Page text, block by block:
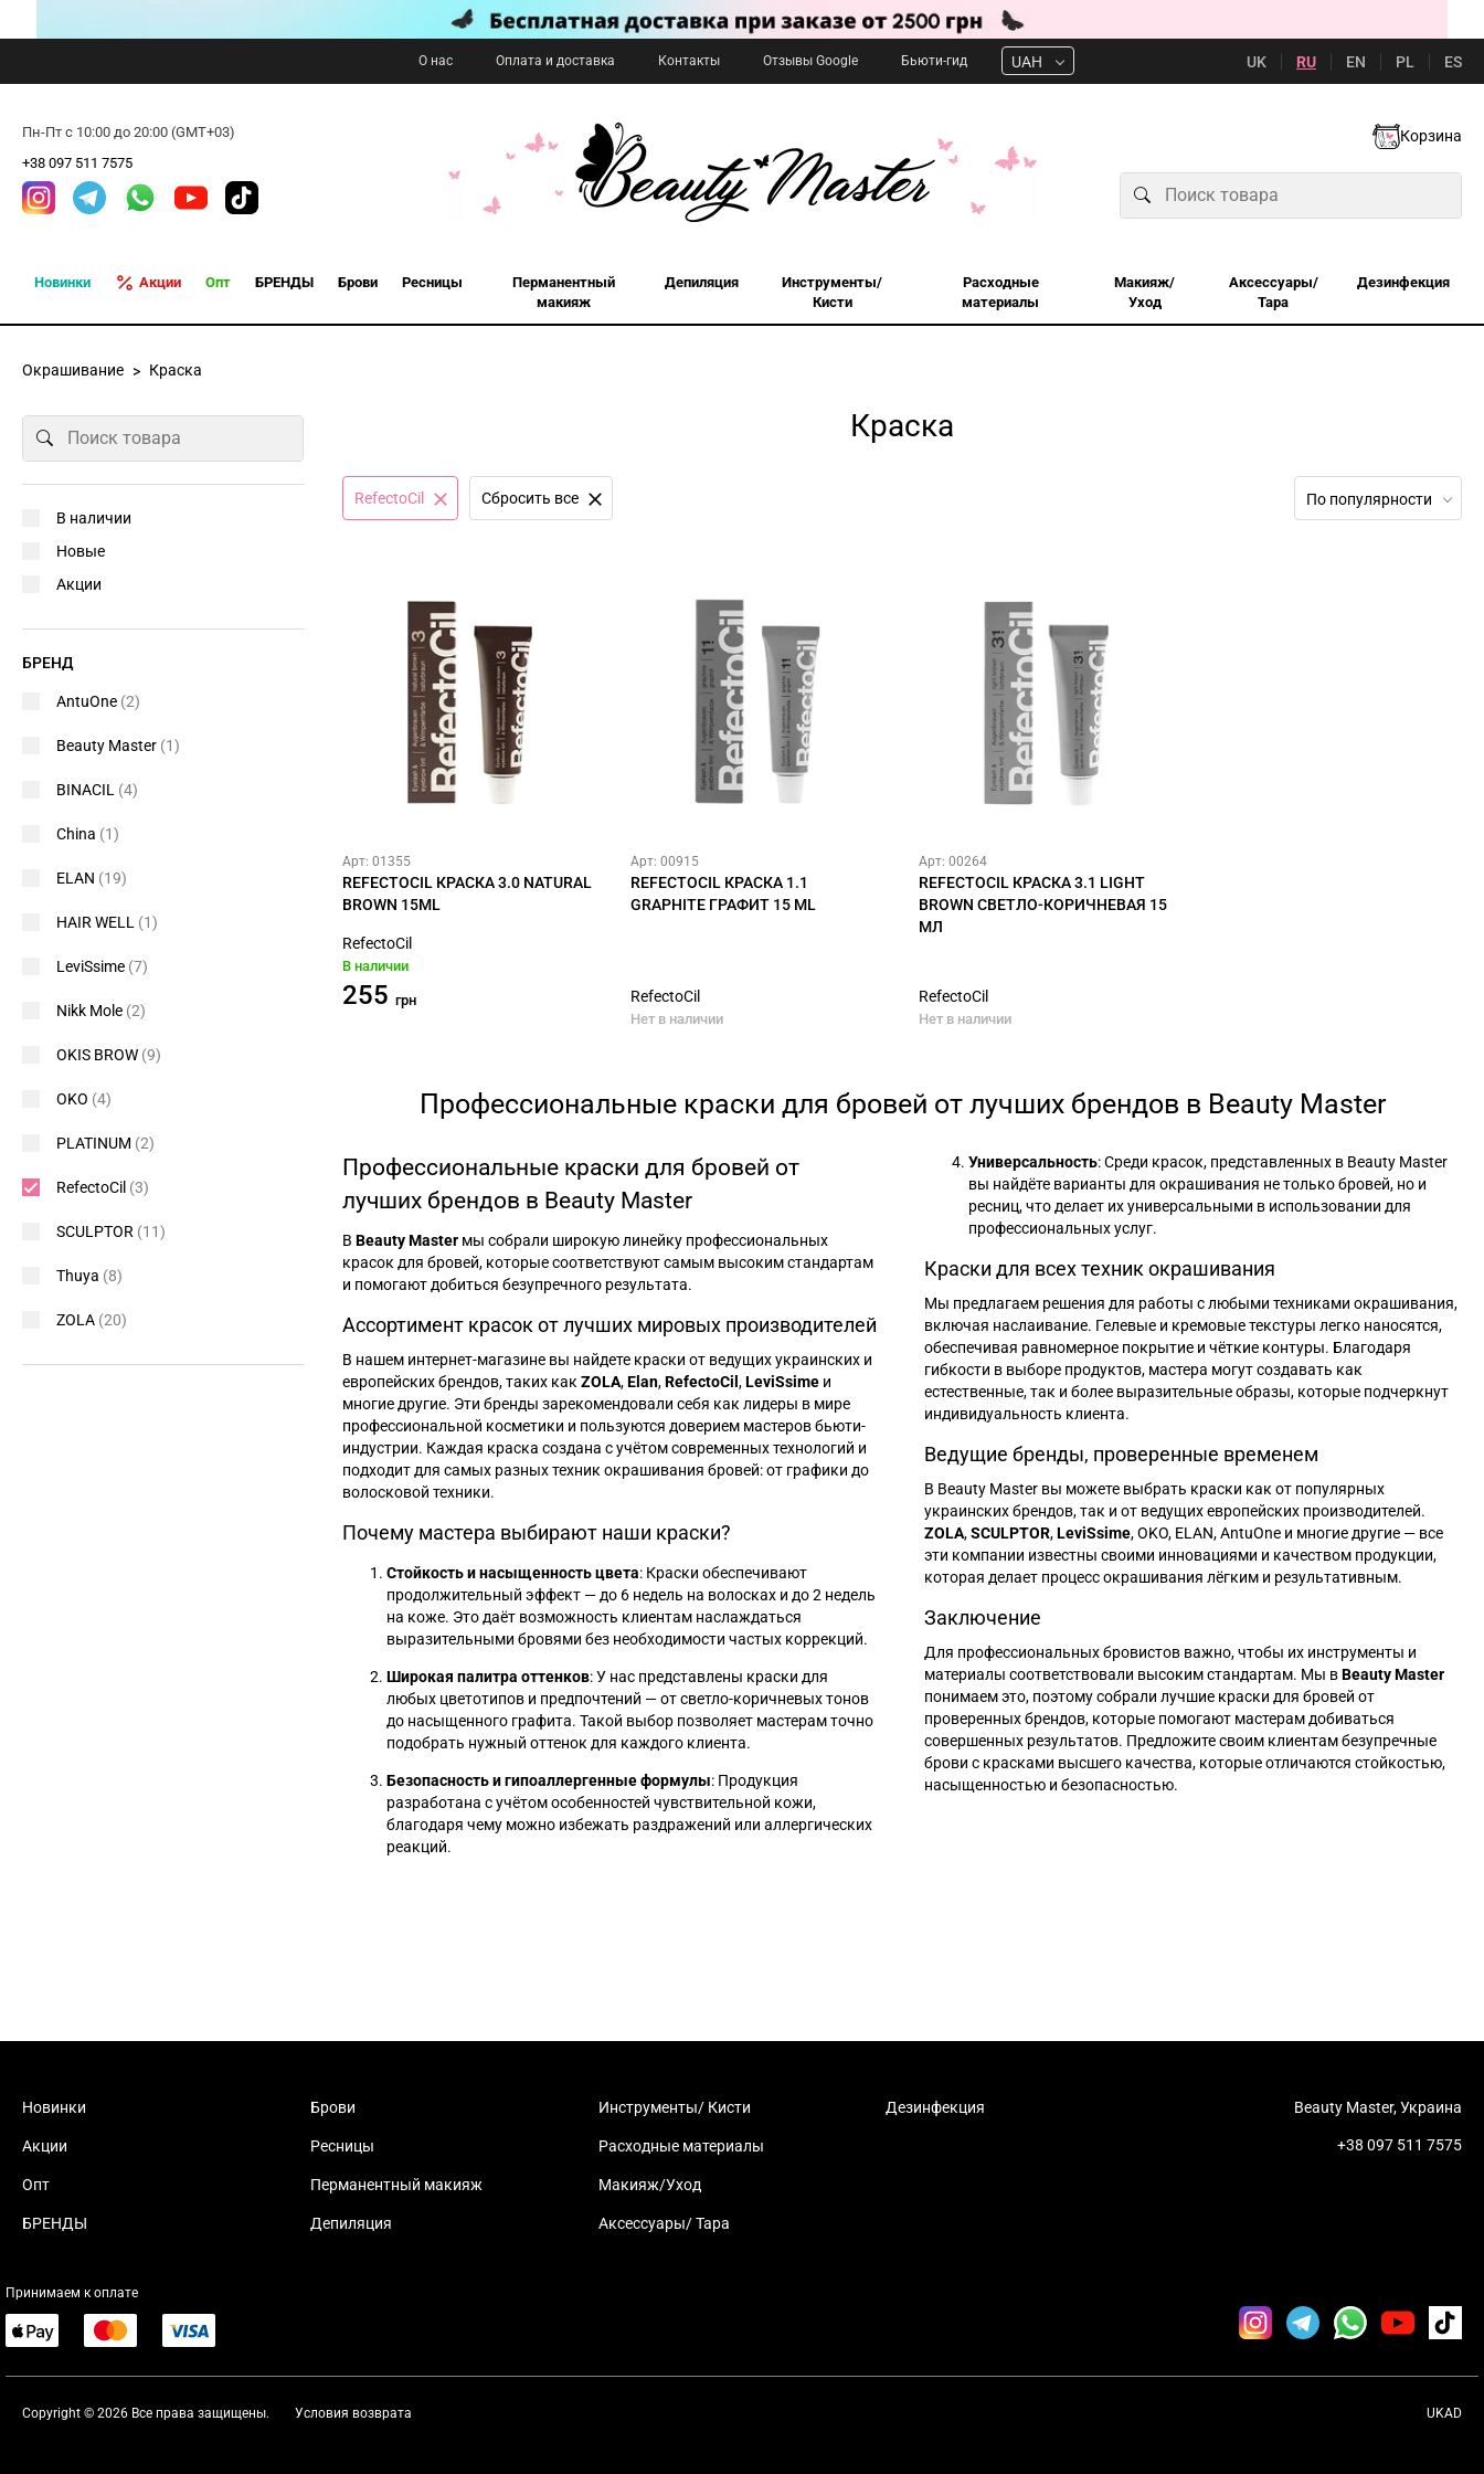
О нас Оплата и доставка Контакты Отзывы Google Бьюти-гид UAH UK RU EN PL ES
Пн-Пт с 10:00 до 20:00 (GMT+03)
+38 097 511 7575
Корзина
Новинки Акции Опт БРЕНДЫ Брови Ресницы
Перманентный
макияж
Депиляция
Инструменты/
Кисти
Расходные
материалы
Макияж/
Уход
Аксессуары/
Тара
Дезинфекция
Окрашивание Краска
Краска
По популярности
RefectoCil Сбросить все
Арт: 01355
REFECTOCIL КРАСКА 3.0 NATURAL
BROWN 15ML
RefectoCil
В наличии
255 грн
Арт: 00915
REFECTOCIL КРАСКА 1.1
GRAPHITE ГРАФИТ 15 ML
RefectoCil
Нет в наличии
Арт: 00264
REFECTOCIL КРАСКА 3.1 LIGHT
BROWN СВЕТЛО-КОРИЧНЕВАЯ 15
МЛ
RefectoCil
Нет в наличии
Профессиональные краски для бровей от лучших брендов в Beauty Master
Профессиональные краски для бровей от
лучших брендов в Beauty Master
В Beauty Master мы собрали широкую линейку профессиональных
красок для бровей, которые соответствуют самым высоким стандартам
и помогают добиться безупречного результата.
Ассортимент красок от лучших мировых производителей
В нашем интернет-магазине вы найдете краски от ведущих украинских и
европейских брендов, таких как ZOLA,Elan,RefectoCil ,LeviSsime и
многие другие. Эти бренды зарекомендовали себя как лидеры в мире
профессиональной косметики и пользуются доверием мастеров бьюти-
индустрии. Каждая краска создана с учётом современных технологий и
подходит для самых разных техник окрашивания бровей: от графики до
волосковой техники.
Почему мастера выбирают наши краски?
Стойкость и насыщенность цвета: Краски обеспечивают
продолжительный эффект — до 6 недель на волосках и до 2 недель
на коже. Это даёт возможность клиентам наслаждаться
выразительными бровями без необходимости частых коррекций.
Широкая палитра оттенков: У нас представлены краски для
любых цветотипов и предпочтений — от светло-коричневых тонов
до насыщенного графита. Такой выбор позволяет мастерам точно
подобрать нужный оттенок для каждого клиента.
Безопасность и гипоаллергенные формулы: Продукция
разработана с учётом особенностей чувствительной кожи,
благодаря чему можно избежать раздражений или аллергических
реакций.
Универсальность: Среди красок, представленных в Beauty Master
вы найдёте варианты для окрашивания не только бровей, но и
ресниц, что делает их универсальными в использовании для
профессиональных услуг.
Краски для всех техник окрашивания
Мы предлагаем решения для работы с любыми техниками окрашивания,
включая наслаивание. Гелевые и кремовые текстуры легко наносятся,
обеспечивая равномерное покрытие и чёткие контуры. Благодаря
гибкости в выборе продуктов, мастера могут создавать как
естественные, так и более выразительные образы, которые подчеркнут
индивидуальность клиента.
Ведущие бренды, проверенные временем
В Beauty Master вы можете выбрать краски как от популярных
украинских брендов, так и от ведущих европейских производителей.
ZOLA,SCULPTOR,LeviSsime, OKO, ELAN, AntuOne и многие другие — все
эти компании известны своими инновациями и качеством продукции,
которая делает процесс окрашивания лёгким и результативным.
Заключение
Для профессиональных бровистов важно, чтобы их инструменты и
материалы соответствовали высоким стандартам. Мы вBeauty Master
понимаем это, поэтому собрали лучшие краски для бровей от
проверенных брендов, которые помогают мастерам добиваться
совершенных результатов. Предложите своим клиентам безупречные
брови с красками высшего качества, которые отличаются стойкостью,
насыщенностью и безопасностью.
В наличии
Новые
Акции
БРЕНД
AntuOne (2)
Beauty Master (1)
BINACIL (4)
China (1)
ELAN (19)
HAIR WELL (1)
LeviSsime (7)
Nikk Mole (2)
OKIS BROW (9)
OKO (4)
PLATINUM (2)
RefectoCil (3)
SCULPTOR (11)
Thuya (8)
ZOLA (20)
Новинки
Акции
Опт
БРЕНДЫ
Брови
Ресницы
Перманентный макияж
Депиляция
Инструменты/ Кисти
Расходные материалы
Макияж/Уход
Аксессуары/ Тара
Дезинфекция Beauty Master, Украина
+38 097 511 7575
Принимаем к оплате
Copyright © 2026 Все права защищены. UKAD
Условия возврата